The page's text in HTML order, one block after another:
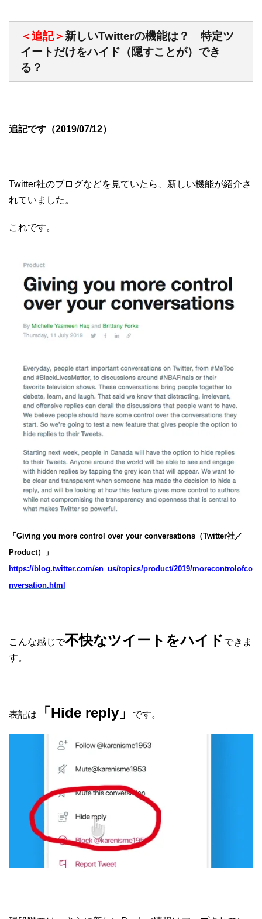
＜追記＞新しいTwitterの機能は？ 特定ツ
イートだけをハイド（隠すことが）でき
る？
追記です（2019/07/12）
Twitter社のブログなどを見ていたら、新しい機能が紹介さ
れていました。
これです。
「Giving you more control over your conversations（Twitter社／
Product）」
https://blog.twitter.com/en_us/topics/product/2019/morecontrolofco
nversation.html
こんな感じで不快なツイートをハイド できま
す。
表記は 「Hide reply」 です。